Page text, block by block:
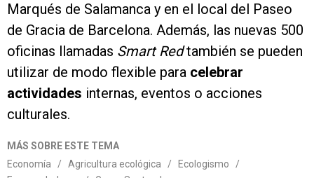
Marqués de Salamanca y en el local del Paseo
de Gracia de Barcelona. Además, las nuevas 500
oficinas llamadas Smart Redtambién se pueden
utilizar de modo flexible para celebrar
actividades internas, eventos o acciones
culturales.
MÁS SOBRE ESTE TEMA
Economía
/ Agricultura ecológica / Ecologismo
/